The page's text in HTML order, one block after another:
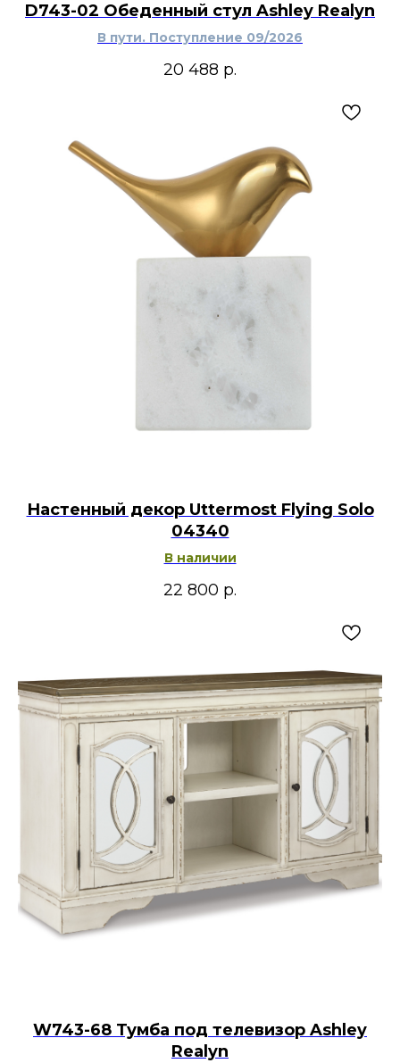
D743-02 Обеденный стул Ashley Realyn
В пути. Поступление 09/2026
20 488 р.
Настенный декор Uttermost Flying Solo
04340
В наличии
22 800 р.
W743-68 Тумба под телевизор Ashley
Realyn